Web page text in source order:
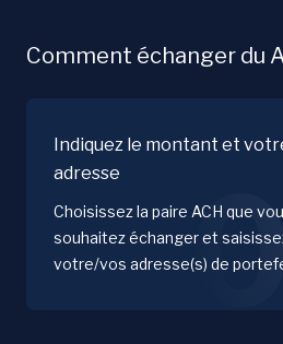
Comment échanger du
Indiquez le montant et
adresse
Choisissez la paire ACH que
souhaitez échanger et
votre/vos adresse(s) de